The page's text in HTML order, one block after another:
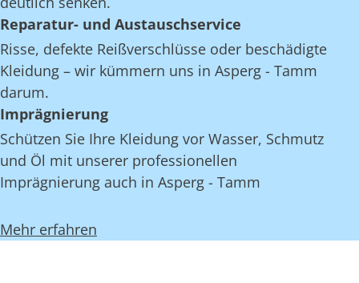
Reparatur- und Austauschservice
Risse, defekte Reißverschlüsse oder beschädigte
Kleidung – wir kümmern uns in Asperg - Tamm
darum.
Imprägnierung
Schützen Sie Ihre Kleidung vor Wasser, Schmutz
und Öl mit unserer professionellen
Imprägnierung auch in Asperg - Tamm
Mehr erfahren